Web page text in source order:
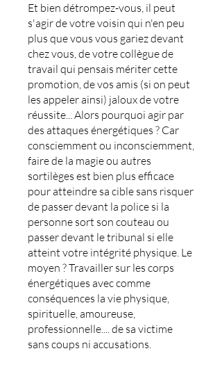
Et bien détrompez-vous, il peut
s'agir de votre voisin qui n'en peu
plus que vous vous gariez devant
chez vous, de votre collègue de
travail qui pensais mériter cette
promotion, de vos amis (si on peut
les appeler ainsi) jaloux de votre
réussite... Alors pourquoi agir par
des attaques énergétiques ? Car
consciemment ou inconsciemment,
faire de la magie ou autres
sortilèges est bien plus efficace
pour atteindre sa cible sans risquer
de passer devant la police si la
personne sort son couteau ou
passer devant le tribunal si elle
atteint votre intégrité physique. Le
moyen ? Travailler sur les corps
énergétiques avec comme
conséquences la vie physique,
spirituelle, amoureuse,
professionnelle.... de sa victime
sans coups ni accusations.